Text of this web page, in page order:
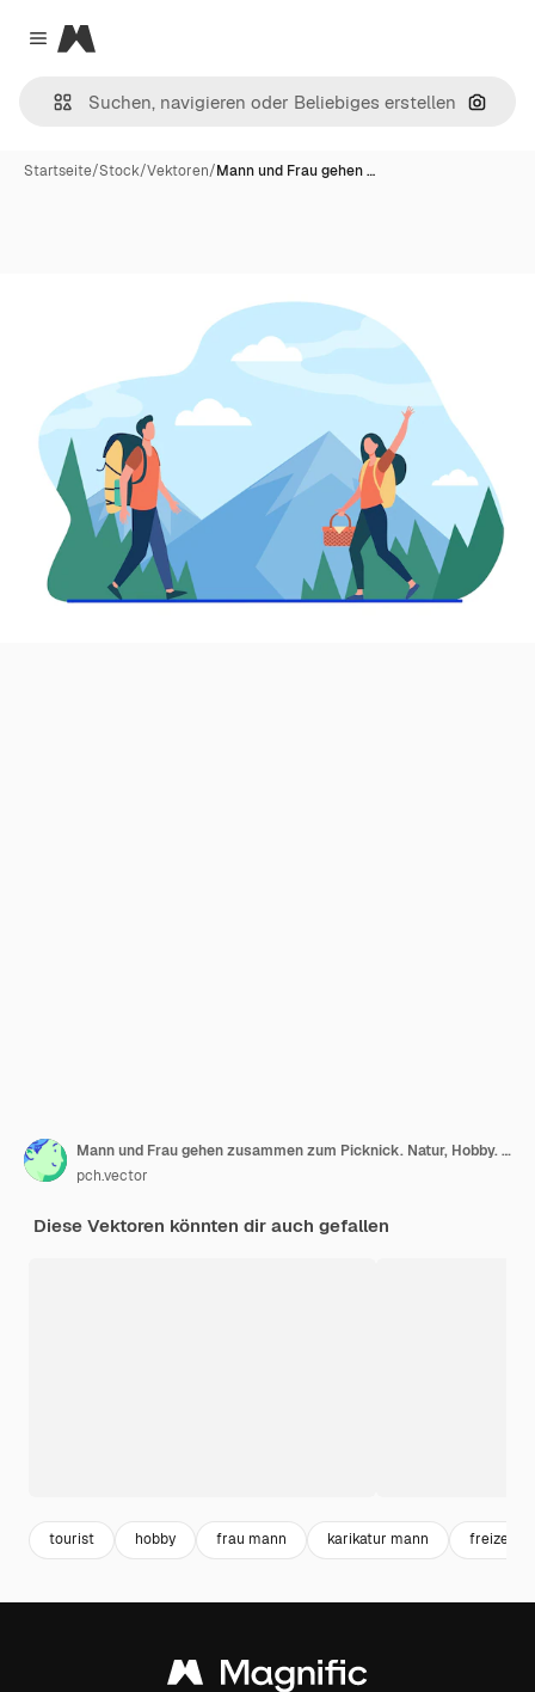
Close menu
Magnific
Nach
Startseite/Stock/Vektoren/Mann und Frau gehen …
Mann und Frau gehen zusammen zum Picknick. Natur, Hobby. Flache Illustration.
pch.vector
Diese Vektoren könnten dir auch gefallen
tourist hobby frau mann karikatur mann freizeit